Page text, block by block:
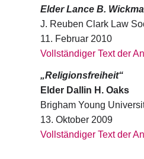
Elder Lance B.
J. Reuben Clark Law
11. Februar 2010
Vollständiger Text der
„Religionsfreiheit“
Elder Dallin H. Oaks
Brigham Young
13. Oktober 2009
Vollständiger Text der